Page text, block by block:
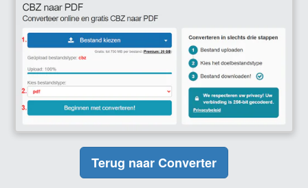
Terug naar Converter